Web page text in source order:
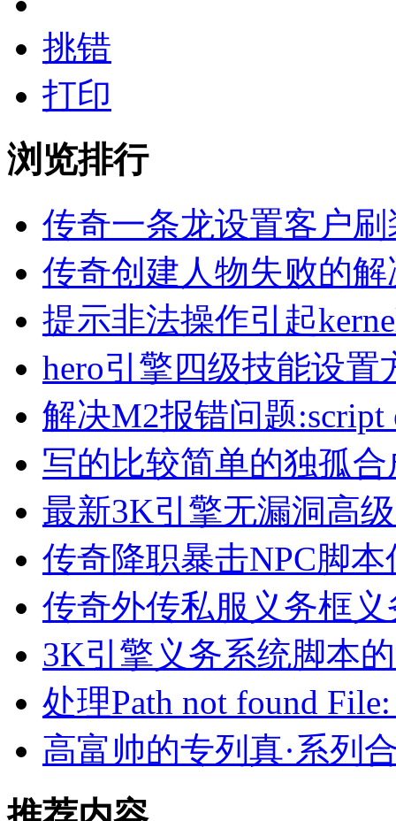
挑错
打印
浏览排行
传奇一条龙设置客户
传奇创建人物失败的
提示非法操作引起
hero引擎四级技能设置
解决M2报错问题:script
写的比较简单的独孤
最新3K引擎无漏洞高
传奇降职暴击NPC脚
传奇外传私服义务框
3K引擎义务系统脚本
处理Path not found
高富帅的专列真·系列